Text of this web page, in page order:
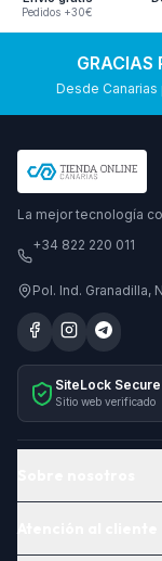
Pedidos +30€
GRACIAS
Desde
La mejor tecnología
+34 822 220 011
Pol. Ind. Granadilla,
SiteLock Secure
Sitio web verificado